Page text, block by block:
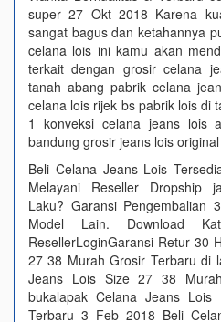
super 27 Okt 2018 Karena
sangat bagus dan ketahannya
celana lois ini kamu akan
terkait dengan grosir celana
tanah abang pabrik celana
celana lois rijek bs pabrik lois di
1 konveksi celana jeans lois
bandung grosir jeans lois original
Beli Celana Jeans Lois
Melayani Reseller Dropship‎
Laku? Garansi Pengembalian
Model Lain. Download
ResellerLoginGaransi Retur 30
27 38 Murah Grosir Terbaru di
Jeans Lois Size 27 38
bukalapak Celana Jeans
Terbaru 3 Feb 2018 Beli